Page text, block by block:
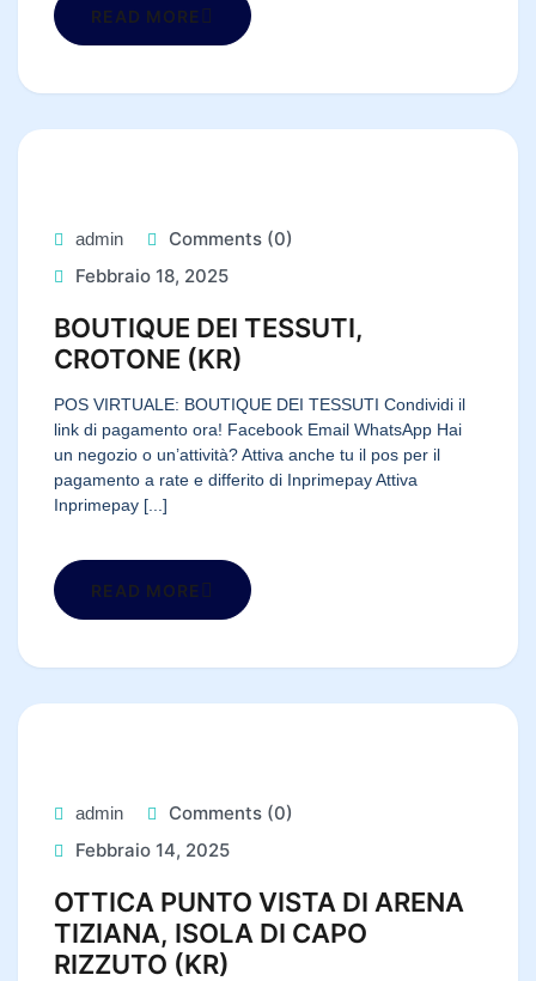
READ MORE
admin
Comments (0)
Febbraio 18, 2025
BOUTIQUE DEI TESSUTI,
CROTONE (KR)
POS VIRTUALE: BOUTIQUE DEI TESSUTI Condividi il
link di pagamento ora! Facebook Email WhatsApp Hai
un negozio o un’attività? Attiva anche tu il pos per il
pagamento a rate e differito di Inprimepay Attiva
Inprimepay [...]
READ MORE
admin
Comments (0)
Febbraio 14, 2025
OTTICA PUNTO VISTA DI ARENA
TIZIANA, ISOLA DI CAPO
RIZZUTO (KR)